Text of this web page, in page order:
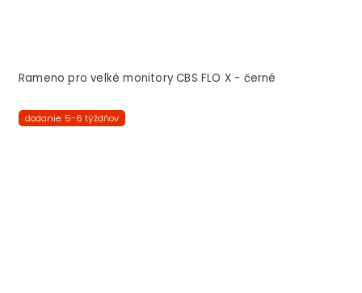
Rameno pro velké monitory CBS FLO X - černé
dodanie: 5-6 týždňov